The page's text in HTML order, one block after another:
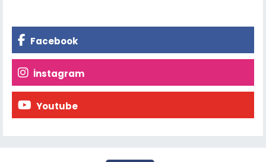
Facebook
İnstagram
Youtube